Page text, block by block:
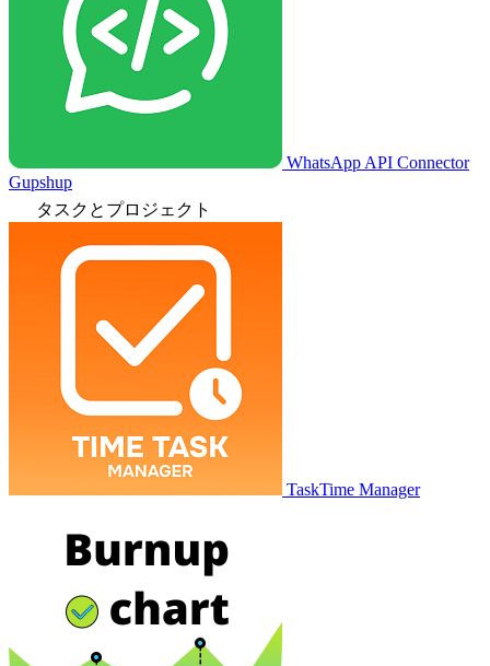
WhatsApp API Connector
Gupshup
タスクとプロジェクト
TaskTime Manager